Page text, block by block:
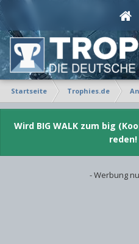
Startseite Trophies.de
Wird BIG WALK zum big
reden!
- Werbung